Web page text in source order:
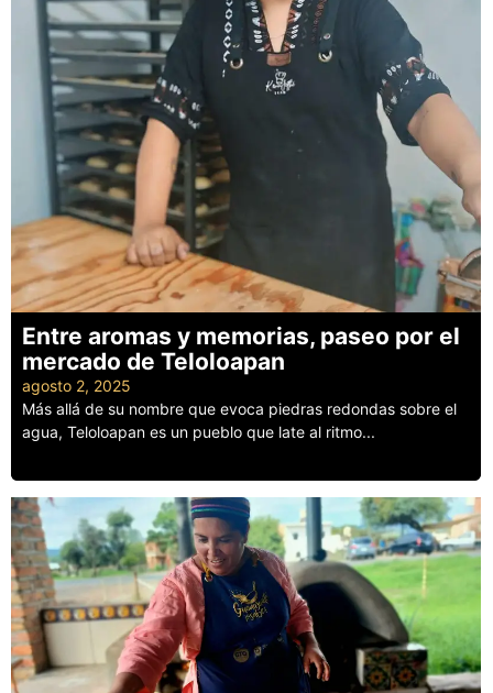
Entre aromas y memorias, paseo por el
mercado de Teloloapan
agosto 2, 2025
Más allá de su nombre que evoca piedras redondas sobre el
agua, Teloloapan es un pueblo que late al ritmo...